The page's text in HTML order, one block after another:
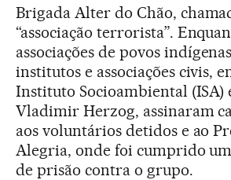
Brigada Alter do Chão,
“associação terrorista”.
associações de povos
institutos e associações civis,
Instituto Socioambiental (ISA)
Vladimir Herzog, assinaram
aos voluntários detidos e ao
Alegria, onde foi cumprido
de prisão contra o grupo.